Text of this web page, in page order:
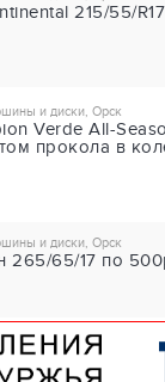
215/55/
и диски, Орск
Verde All-
прокола в
и диски, Орск
265/65/17 по